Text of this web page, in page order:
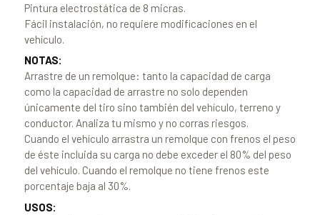
Pintura electrostática de 8 micras.
Fácil instalación, no requiere modificaciones en el
vehículo.
NOTAS:
Arrastre de un remolque: tanto la capacidad de carga
como la capacidad de arrastre no solo dependen
únicamente del tiro sino también del vehículo, terreno y
conductor. Analiza tu mismo y no corras riesgos.
Cuando el vehículo arrastra un remolque con frenos el peso
de éste incluida su carga no debe exceder el 80% del peso
del vehículo. Cuando el remolque no tiene frenos este
porcentaje baja al 30%.
USOS: